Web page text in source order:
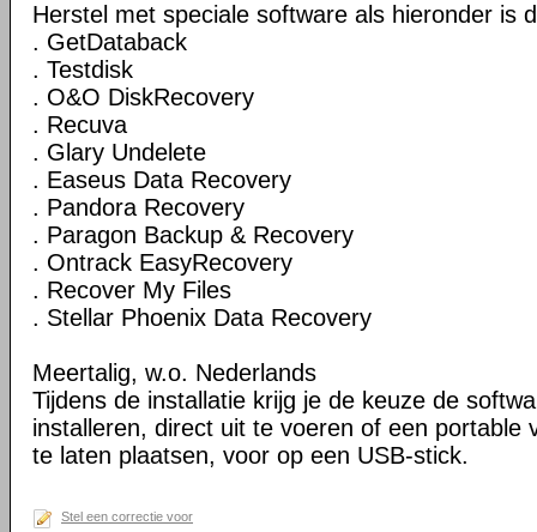
Herstel met speciale software als hieronder is
. GetDataback
. Testdisk
. O&O DiskRecovery
. Recuva
. Glary Undelete
. Easeus Data Recovery
. Pandora Recovery
. Paragon Backup & Recovery
. Ontrack EasyRecovery
. Recover My Files
. Stellar Phoenix Data Recovery
Meertalig, w.o. Nederlands
Tijdens de installatie krijg je de keuze de
installeren, direct uit te voeren of een portable
te laten plaatsen, voor op een USB-stick.
Stel een correctie voor